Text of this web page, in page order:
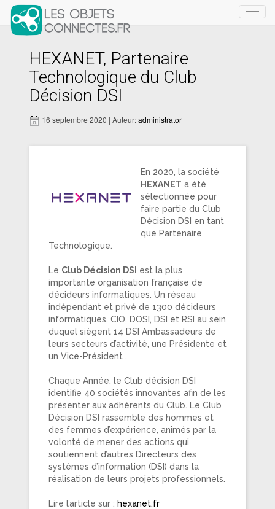
HEXANET, Partenaire
Technologique du Club
Décision DSI
16 septembre 2020 | Auteur:administrator
En 2020, la société
HEXANET a été
sélectionnée pour
faire partie du Club
Décision DSI en tant
que Partenaire
Technologique.
Le Club Décision DSI
est la plus
importante organisation française de
décideurs informatiques. Un réseau
indépendant et privé de 1300 décideurs
informatiques, CIO, DOSI, DSI et RSI au sein
duquel siègent 14 DSI Ambassadeurs de
leurs secteurs d’activité, une Présidente et
un Vice-Président .
Chaque Année, le Club décision DSI
identifie 40 sociétés innovantes afin de les
présenter aux adhérents du Club. Le Club
Décision DSI rassemble des hommes et
des femmes d’expérience, animés par la
volonté de mener des actions qui
soutiennent d’autres Directeurs des
systèmes d’information (DSI) dans la
réalisation de leurs projets professionnels.
Lire l’article sur : hexanet.fr